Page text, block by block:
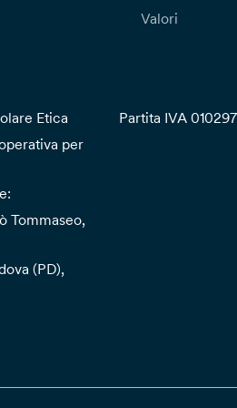
Valori
Etica
per
Tommaseo,
(PD),
Partita IVA